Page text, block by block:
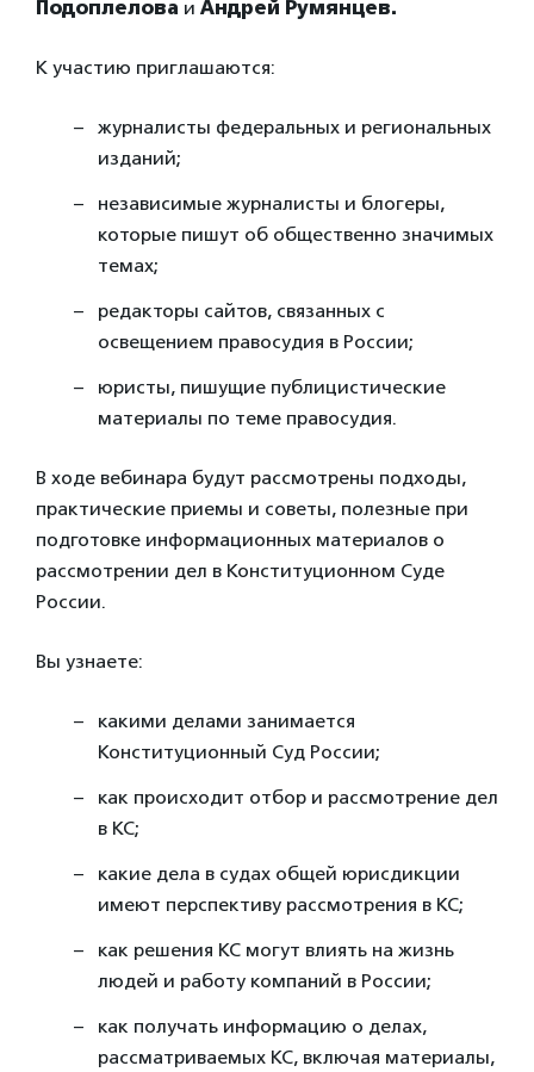
Подоплелова и Андрей Румянцев.
К участию приглашаются:
журналисты федеральных и региональных
изданий;
независимые журналисты и блогеры,
которые пишут об общественно значимых
темах;
редакторы сайтов, связанных с
освещением правосудия в России;
юристы, пишущие публицистические
материалы по теме правосудия.
В ходе вебинара будут рассмотрены подходы,
практические приемы и советы, полезные при
подготовке информационных материалов о
рассмотрении дел в Конституционном Суде
России.
Вы узнаете:
какими делами занимается
Конституционный Суд России;
как происходит отбор и рассмотрение дел
в КС;
какие дела в судах общей юрисдикции
имеют перспективу рассмотрения в КС;
как решения КС могут влиять на жизнь
людей и работу компаний в России;
как получать информацию о делах,
рассматриваемых КС, включая материалы,